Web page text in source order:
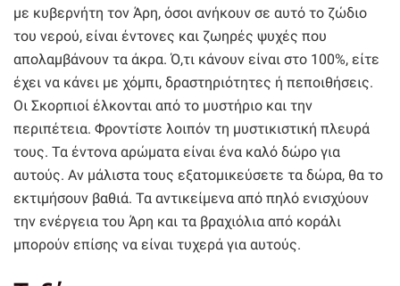
με κυβερνήτη τον Άρη, όσοι ανήκουν σε αυτό το ζώδιο
του νερού, είναι έντονες και ζωηρές ψυχές που
απολαμβάνουν τα άκρα. Ό,τι κάνουν είναι στο 100%, είτε
έχει να κάνει με χόμπι, δραστηριότητες ή πεποιθήσεις.
Οι Σκορπιοί έλκονται από το μυστήριο και την
περιπέτεια. Φροντίστε λοιπόν τη μυστικιστική πλευρά
τους. Τα έντονα αρώματα είναι ένα καλό δώρο για
αυτούς. Αν μάλιστα τους εξατομικεύσετε τα δώρα, θα το
εκτιμήσουν βαθιά. Τα αντικείμενα από πηλό ενισχύουν
την ενέργεια του Άρη και τα βραχιόλια από κοράλι
μπορούν επίσης να είναι τυχερά για αυτούς.